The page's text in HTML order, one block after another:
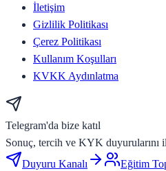
İletişim
Gizlilik Politikası
Çerez Politikası
Kullanım Koşulları
KVKK Aydınlatma
Telegram'da bize katıl
Sonuç, tercih ve KYK duyurularını
Duyuru Kanalı
Eğitim